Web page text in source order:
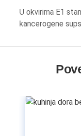
U okvirima E1
kancerogene